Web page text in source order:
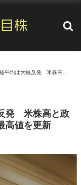
平均は大幅反発 米株高と
発 米株高と政
高値を更新